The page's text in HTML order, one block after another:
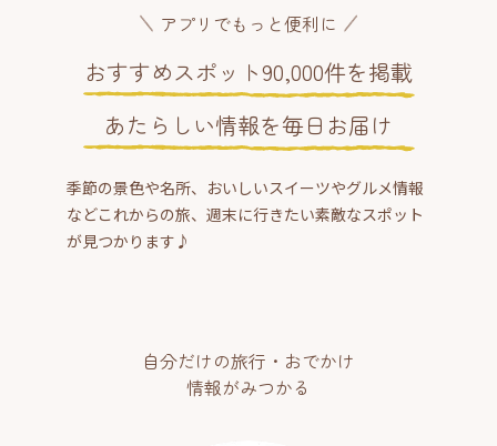
アプリでもっと便利に
おすすめスポット90,000件を掲載
あたらしい情報を毎日お届け
季節の景色や名所、おいしいスイーツやグルメ情報
などこれからの旅、週末に行きたい素敵なスポット
が見つかります♪
自分だけの旅行・おでかけ
情報がみつかる